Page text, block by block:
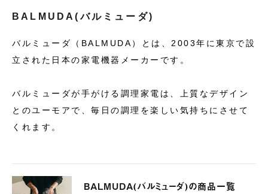
BALMUDA(バルミューダ)
バルミューダ（BALMUDA）とは、2003年に東京で設
立された日本の家電機器メーカーです。
バルミューダが手がける調理家電は、上質なデザイン
とのユーモアで、毎日の調理を楽しい気持ちにさせて
くれます。
BALMUDA(バルミューダ)の商品一覧